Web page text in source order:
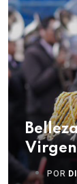
POR